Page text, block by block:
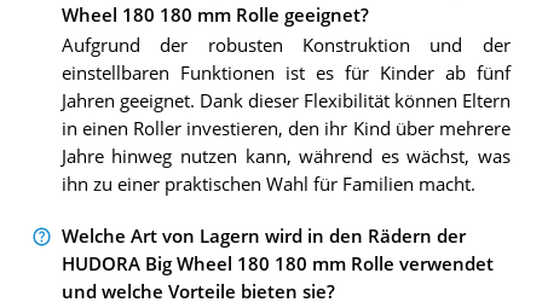
Wheel 180 180 mm Rolle geeignet?
Aufgrund der robusten Konstruktion und der
einstellbaren Funktionen ist es für Kinder ab fünf
Jahren geeignet. Dank dieser Flexibilität können Eltern
in einen Roller investieren, den ihr Kind über mehrere
Jahre hinweg nutzen kann, während es wächst, was
ihn zu einer praktischen Wahl für Familien macht.
Welche Art von Lagern wird in den Rädern der
HUDORA Big Wheel 180 180 mm Rolle verwendet
und welche Vorteile bieten sie?